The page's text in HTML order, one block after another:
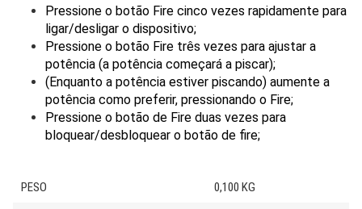
Pressione o botão Fire cinco vezes rapidamente para
ligar/desligar o dispositivo;
Pressione o botão Fire três vezes para ajustar a
potência (a potência começará a piscar);
(Enquanto a potência estiver piscando) aumente a
potência como preferir, pressionando o Fire;
Pressione o botão de Fire duas vezes para
bloquear/desbloquear o botão de fire;
PESO 0,100 KG